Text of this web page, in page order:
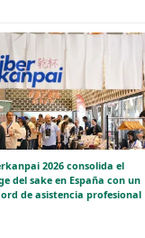
2026 consolida el
del sake en España con un
de asistencia profesional